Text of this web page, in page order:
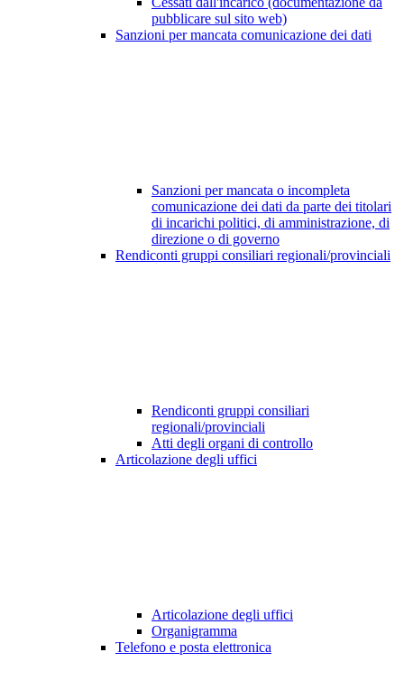
pubblicare sul sito web)
Sanzioni per mancata comunicazione dei dati
Sanzioni per mancata o incompleta
comunicazione dei dati da parte dei titolari
di incarichi politici, di amministrazione, di
direzione o di governo
Rendiconti gruppi consiliari regionali/provinciali
Rendiconti gruppi consiliari
regionali/provinciali
Atti degli organi di controllo
Articolazione degli uffici
Articolazione degli uffici
Organigramma
Telefono e posta elettronica